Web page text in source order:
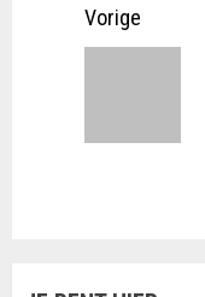
Doorgaan
Vorige